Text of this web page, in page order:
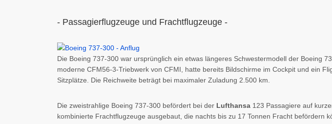
- Passagierflugzeuge und Frachtflugzeuge -
Die Boeing 737-300 war ursprünglich ein etwas längeres Schwestermodell der Boeing
moderne CFM56-3-Triebwerk von CFMI, hatte bereits Bildschirme im Cockpit und ein
Sitzplätze. Die Reichweite beträgt bei maximaler Zuladung 2.500 km.
Die zweistrahlige Boeing 737-300 befördert bei der Lufthansa 123 Passagiere auf
kombinierte Frachtflugzeuge ausgebaut, die nachts bis zu 17 Tonnen Fracht befördern